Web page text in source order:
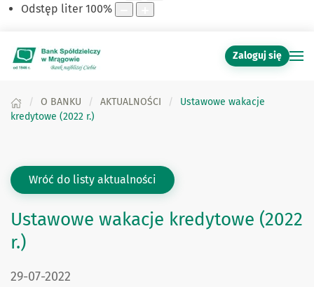
Odstęp liter 100%
Zaloguj się
O BANKU AKTUALNOŚCI
Ustawowe wakacje
kredytowe (2022 r.)
Wróć do listy aktualności
Ustawowe wakacje kredytowe (2022
r.)
DATA PUBLIKACJI:
29-07-2022